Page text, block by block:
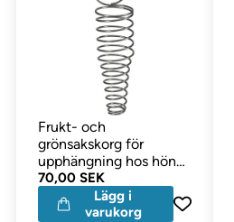
Frukt- och
grönsakskorg för
upphängning hos höns
& gnagare
70,00 SEK
Lägg i
varukorg